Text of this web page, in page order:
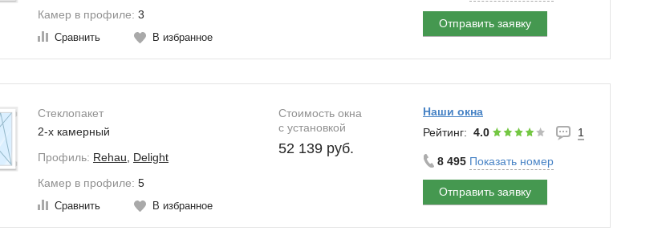
Камер в профиле: 3
Сравнить В избранное
Отправить заявку
Стеклопакет
2-х камерный
Профиль: Rehau
Delight
Камер в профиле: 5
Сравнить В избранное
Стоимость окна
c установкой
52 139 руб.
Наши окна
Рейтинг: 4.0 1
8 495 Показать номер
Отправить заявку